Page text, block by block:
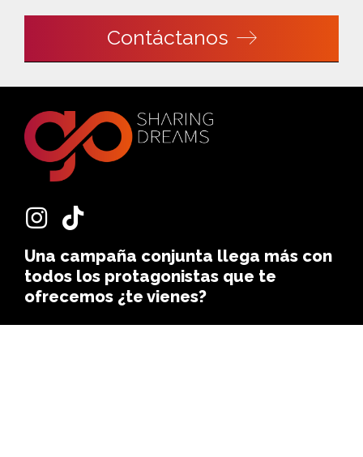
Contáctanos
Una campaña conjunta llega más con
todos los protagonistas que te
ofrecemos ¿te vienes?